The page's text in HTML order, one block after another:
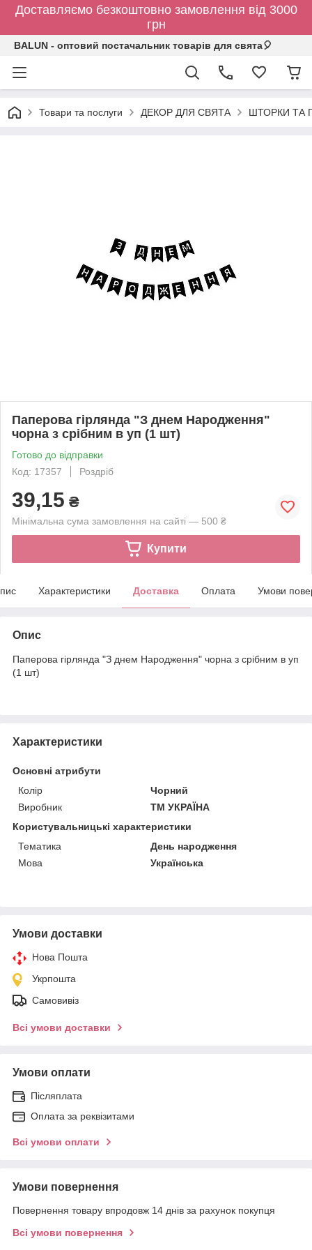
Доставляємо безкоштовно замовлення від 3000
грн
BALUN - оптовий постачальник товарів для свята🎈
Товари та послуги ДЕКОР ДЛЯ СВЯТА ШТОРКИ ТА
Паперова гірлянда "З днем Народження"
чорна з срібним в уп (1 шт)
Готово до відправки
Код: 17357
Роздріб
39,15 ₴
Мінімальна сума замовлення на сайті — 500 ₴
Купити
Характеристики Доставка Оплата Умови
Опис
Паперова гірлянда "З днем Народження" чорна з срібним в уп
(1 шт)
Характеристики
Основні атрибути
Колір
Чорний
Виробник
ТМ УКРАЇНА
Користувальницькі характеристики
Тематика
День народження
Мова
Українська
Умови доставки
Нова Пошта
Укрпошта
Самовивіз
Всі умови доставки
Умови оплати
Післяплата
Оплата за реквізитами
Всі умови оплати
Умови повернення
Повернення товару впродовж 14 днів за рахунок покупця
Всі умови повернення